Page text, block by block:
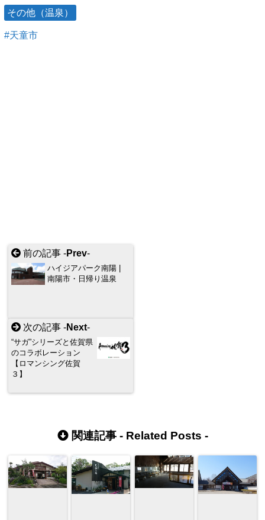
その他（温泉）
天童市
前の記事 -Prev-
ハイジアパーク南陽 |
南陽市・日帰り温泉
次の記事 -Next-
“サガ”シリーズと佐賀県
のコラボレーション
【ロマンシング佐賀
３】
関連記事 - Related Posts -